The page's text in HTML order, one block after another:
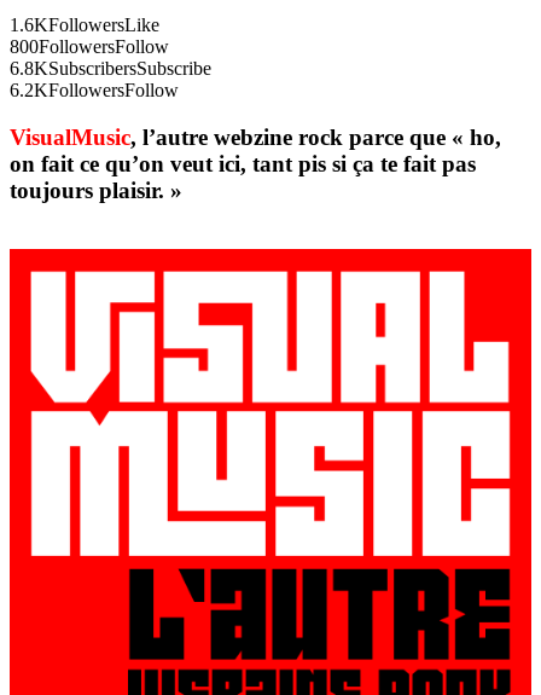
1.6KFollowersLike
800FollowersFollow
6.8KSubscribersSubscribe
6.2KFollowersFollow
VisualMusic, l’autre webzine rock parce que « ho,
on fait ce qu’on veut ici, tant pis si ça te fait pas
toujours plaisir. »